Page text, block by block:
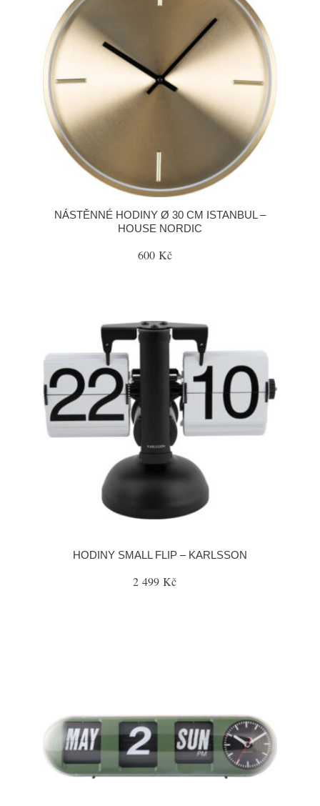
NÁSTĚNNÉ HODINY Ø 30 CM ISTANBUL –
HOUSE NORDIC
600 Kč
HODINY SMALL FLIP – KARLSSON
2 499 Kč